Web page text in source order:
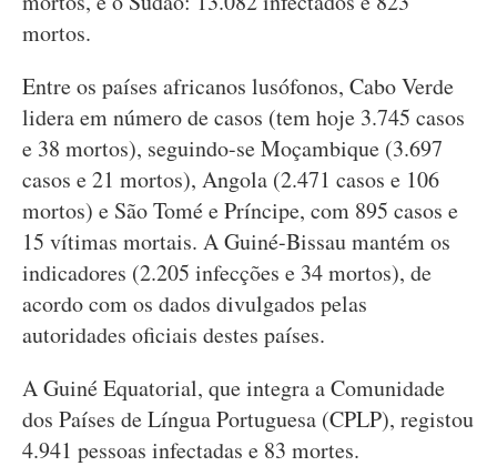
mortos.
Entre os países africanos lusófonos, Cabo Verde
lidera em número de casos (tem hoje 3.745 casos
e 38 mortos), seguindo-se Moçambique (3.697
casos e 21 mortos), Angola (2.471 casos e 106
mortos) e São Tomé e Príncipe, com 895 casos e
15 vítimas mortais. A Guiné-Bissau mantém os
indicadores (2.205 infecções e 34 mortos), de
acordo com os dados divulgados pelas
autoridades oficiais destes países.
A Guiné Equatorial, que integra a Comunidade
dos Países de Língua Portuguesa (CPLP), registou
4.941 pessoas infectadas e 83 mortes.